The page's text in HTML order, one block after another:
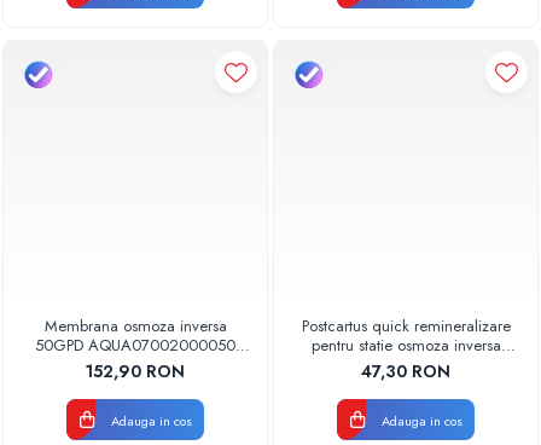
Membrana osmoza inversa
50GPD AQUA07002000050
Aquapur Valhoh Valrom
152,90 RON
Adauga in cos
Postcartus quick remineralizare
pentru statie osmoza inversa
AQUA07004010000 Aquapur
Valhoh Valrom
47,30 RON
Adauga in cos